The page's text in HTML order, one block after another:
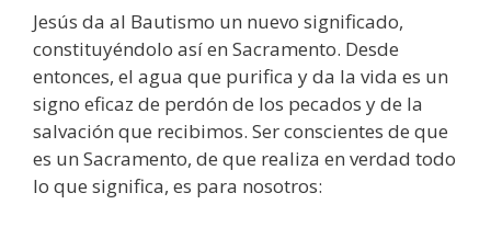
Jesús da al Bautismo un nuevo significado,
constituyéndolo así en Sacramento. Desde
entonces, el agua que purifica y da la vida es un
signo eficaz de perdón de los pecados y de la
salvación que recibimos. Ser conscientes de que
es un Sacramento, de que realiza en verdad todo
lo que significa, es para nosotros: